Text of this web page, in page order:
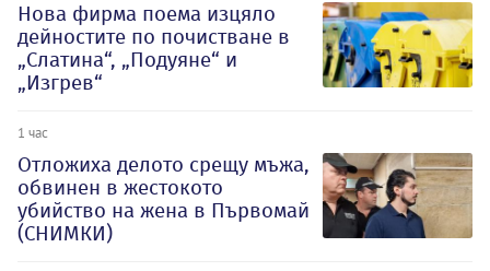
Нова фирма поема изцяло
дейностите по почистване в
„Слатина“, „Подуяне“ и
„Изгрев“
1 час
Отложиха делото срещу мъжа,
обвинен в жестокото
убийство на жена в Първомай
(СНИМКИ)